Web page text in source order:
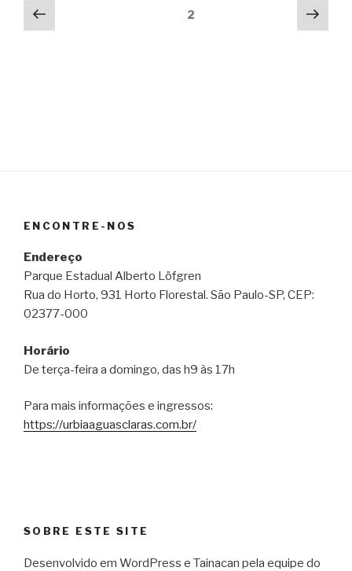
Posts
navigation
Previous
page
2
Next
ENCONTRE-NOS
Endereço
Parque Estadual Alberto Löfgren
Rua do Horto, 931 Horto Florestal. São Paulo-SP, CEP:
02377-000
Horário
De terça-feira a domingo, das h9 às 17h
Para mais informações e ingressos:
https://urbiaaguasclaras.com.br/
SOBRE ESTE SITE
Desenvolvido em WordPress e Tainacan pela equipe do